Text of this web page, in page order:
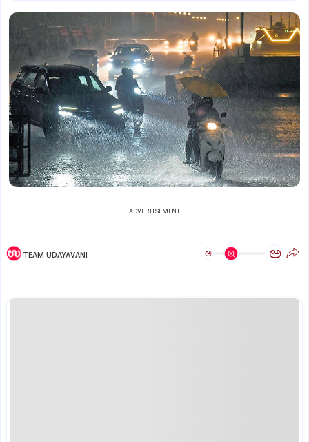
ADVERTISEMENT
TEAM UDAYAVANI ಅ ಅ